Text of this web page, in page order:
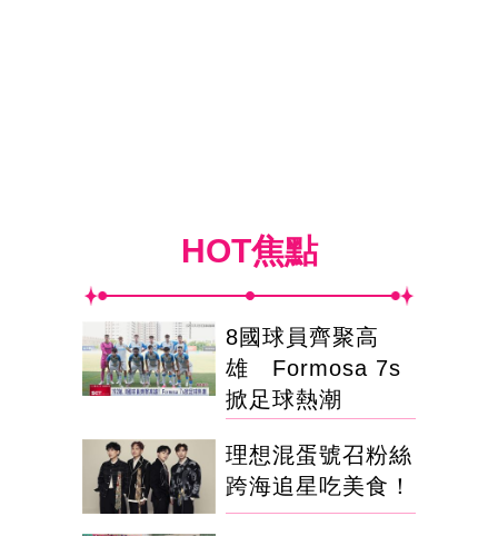
HOT焦點
8國球員齊聚高
雄 Formosa 7s
掀足球熱潮
理想混蛋號召粉絲
跨海追星吃美食！